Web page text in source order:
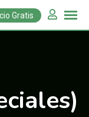
Gratis